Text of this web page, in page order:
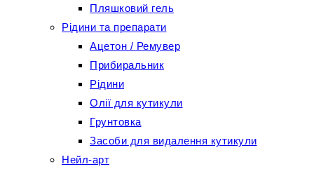
Пляшковий гель
Рідини та препарати
Ацетон / Ремувер
Прибиральник
Рідини
Олії для кутикули
Грунтовка
Засоби для видалення кутикули
Нейл-арт